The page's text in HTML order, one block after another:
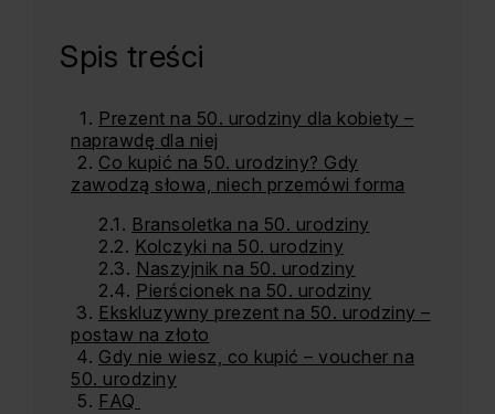
Spis treści
Prezent na 50. urodziny dla kobiety –
naprawdę dla niej
Co kupić na 50. urodziny? Gdy
zawodzą słowa, niech przemówi forma
Bransoletka na 50. urodziny
Kolczyki na 50. urodziny
Naszyjnik na 50. urodziny
Pierścionek na 50. urodziny
Ekskluzywny prezent na 50. urodziny –
postaw na złoto
Gdy nie wiesz, co kupić – voucher na
50. urodziny
FAQ